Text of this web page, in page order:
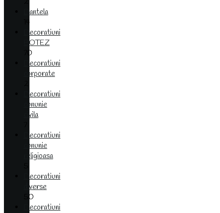
Dantela
14
Decoratiuni
BOTEZ
70
Decoratiuni
corporate
Decoratiuni
cununie
civila
Decoratiuni
cununie
religioasa
Decoratiuni
diverse
50
Decoratiuni